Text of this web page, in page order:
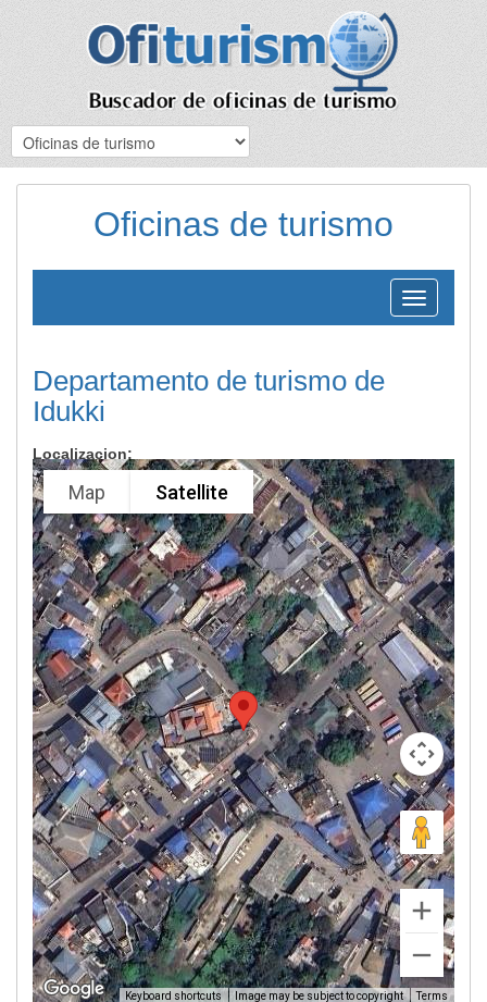
Oficinas de turismo
Toggle
navigation
Departamento de turismo de
Idukki
Localizacion:
Map Satellite
Keyboard shortcuts Image may be subject to copyright Terms